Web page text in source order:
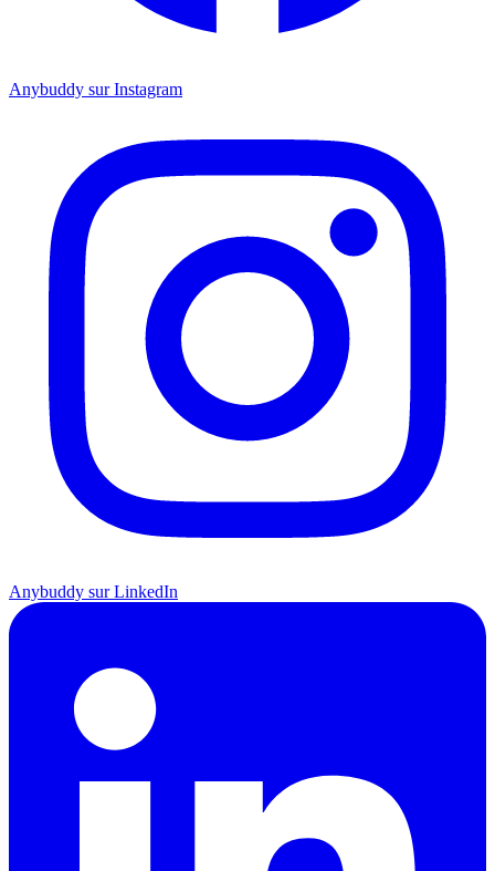
Anybuddy sur Instagram
Anybuddy sur LinkedIn